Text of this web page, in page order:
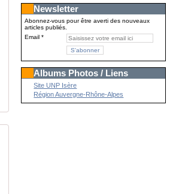
Newsletter
Abonnez-vous pour être averti des nouveaux
articles publiés.
Email
Albums Photos / Liens
Site UNP Isère
Région Auvergne-Rhône-Alpes